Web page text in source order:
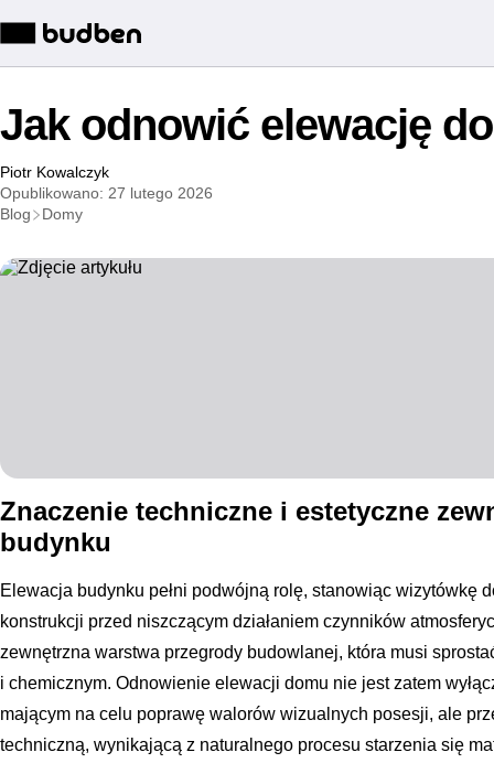
Jak odnowić elewację
Piotr Kowalczyk
Opublikowano: 27 lutego 2026
Blog
Domy
Znaczenie techniczne i estetyczne
budynku
Elewacja budynku pełni podwójną rolę, stanowiąc wizytówkę
konstrukcji przed niszczącym działaniem czynników
zewnętrzna warstwa przegrody budowlanej, która musi
i chemicznym. Odnowienie elewacji domu nie jest zatem
mającym na celu poprawę walorów wizualnych posesji, ale
techniczną, wynikającą z naturalnego procesu starzenia się